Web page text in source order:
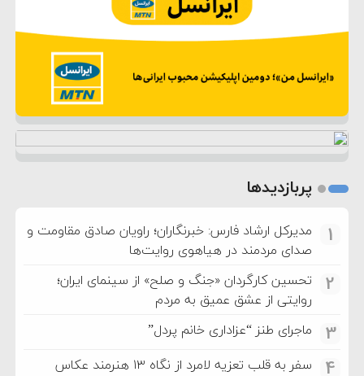
پربازدیدها
1
مدیرکل ارشاد فارس: خبرنگاران؛ راویان صادق مقاومت و
صدای مردمند در هیاهوی روایت‌ها
2
تحسین کارگردان «جنگ و صلح» از سینمای ایران؛
روایتی از عشق عمیق به مردم
3 ماجرای طنز “عزاداری خانم پردل”
4 سفر به قلب تعزیه لامرد از نگاه ۱۳ هنرمند عکاس